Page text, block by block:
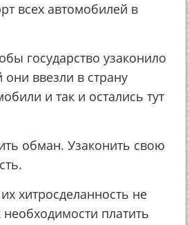
всех автомобилей в
государство узаконило
они ввезли в страну
и так и остались тут
обман. Узаконить свою
хитросделанность не
необходимости платить